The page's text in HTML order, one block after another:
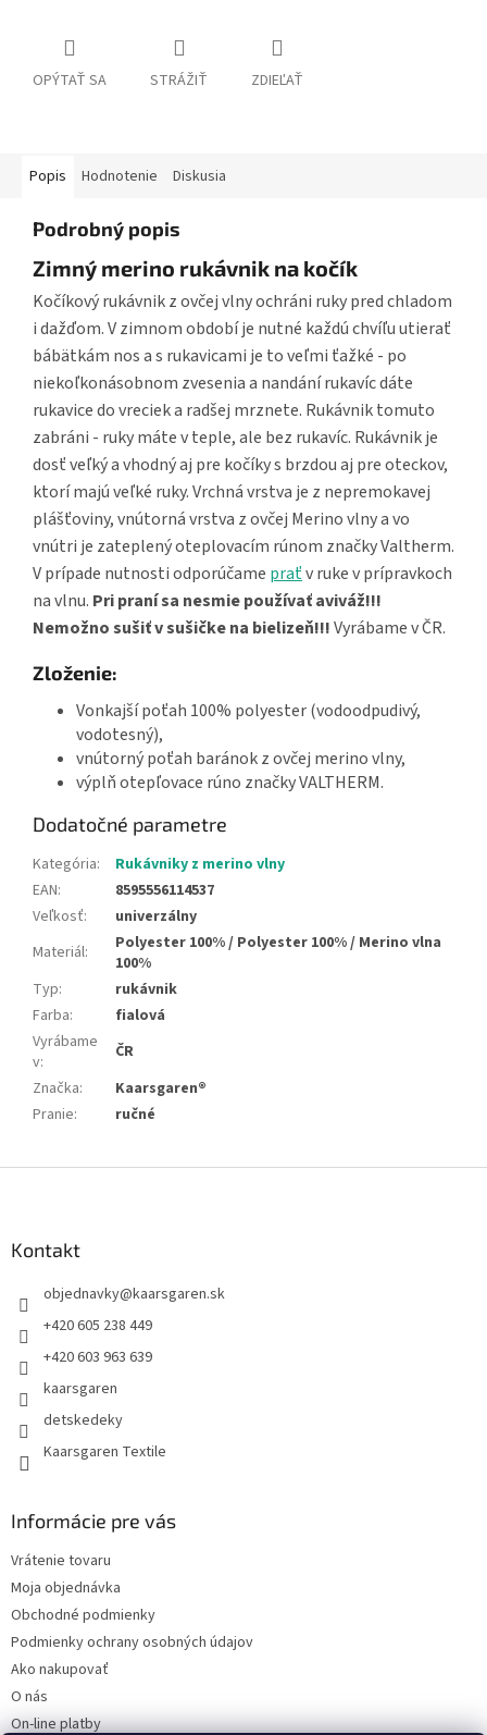
OPÝTAŤ SA STRÁŽIŤ ZDIEĽAŤ
Popis Hodnotenie Diskusia
Podrobný popis
Zimný merino rukávnik na kočík
Kočíkový rukávnik z ovčej vlny ochráni ruky pred chladom
i dažďom. V zimnom období je nutné každú chvíľu utierať
bábätkám nos a s rukavicami je to veľmi ťažké - po
niekoľkonásobnom zvesenia a nandání rukavíc dáte
rukavice do vreciek a radšej mrznete. Rukávnik tomuto
zabráni - ruky máte v teple, ale bez rukavíc. Rukávnik je
dosť veľký a vhodný aj pre kočíky s brzdou aj pre oteckov,
ktorí majú veľké ruky. Vrchná vrstva je z nepremokavej
plášťoviny, vnútorná vrstva z ovčej Merino vlny a vo
vnútri je zateplený oteplovacím rúnom značky Valtherm.
V prípade nutnosti odporúčame praťv ruke v prípravkoch
na vlnu. Pri praní sa nesmie používať aviváž!!!
Nemožno sušiť v sušičke na bielizeň!!!Vyrábame v ČR.
Zloženie:
Vonkajší poťah 100% polyester (vodoodpudivý,
vodotesný),
vnútorný poťah baránok z ovčej merino vlny,
výplň otepľovace rúno značky VALTHERM.
Dodatočné parametre
Kategória:
Rukávniky z merino vlny
EAN:
8595556114537
Veľkosť:
univerzálny
Materiál:
Polyester 100% / Polyester 100% / Merino vlna
100%
Typ:
rukávnik
Farba:
fialová
Vyrábame
v:
ČR
Značka:
Kaarsgaren®
Pranie: ručné
Kontakt
objednavky@kaarsgaren.sk
+420 605 238 449
+420 603 963 639
kaarsgaren
detskedeky
Kaarsgaren Textile
Informácie pre vás
Vrátenie tovaru
Moja objednávka
Obchodné podmienky
Podmienky ochrany osobných údajov
Ako nakupovať
O nás
On-line platby